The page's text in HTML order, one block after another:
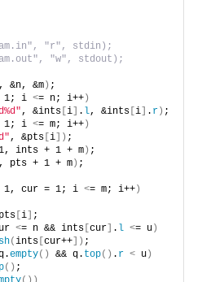
"r", stdin);
"w", stdout);
, &n, &m) ;
1; i <= n; i++)
, &ints [i] . l, &ints [i] . r) ;
1; i <= m; i++)
, &pts [i]) ;
ints + 1 + m) ;
pts + 1 + m) ;
1, cur = 1; i <= m; i++)
[i] ;
<= n && ints [cur] . l <= u)
(ints [cur++]) ;
empty() && q. top() . r < u)
() ;